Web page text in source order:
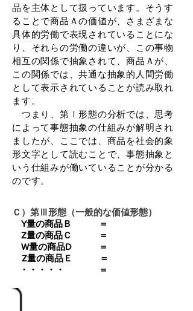
品を主体として扱っています。そうす
ることで商品Ａの価値が、さまざまな
具体的労働で表現されていることにな
り、それらの労働の違いが、この事物
相互の関係で抽象されて、商品Ａが、
この関係では、共通な抽象的人間労働
として表示されていることが読み取れ
ます。
つまり、第Ⅰ形態の分析では、思考
によって事態抽象の仕組みが解明され
ましたが、ここでは、商品を社会的象
形文字として読むことで、事態抽象と
いう仕組みが働いていることが分かる
のです。
Ｃ）第Ⅲ形態（一般的な価値形態）
Y量の商品Ｂ ＝
Z量の商品Ｃ ＝
W量の商品D ＝
Z量の商品Ｅ ＝
・・・・・ ＝